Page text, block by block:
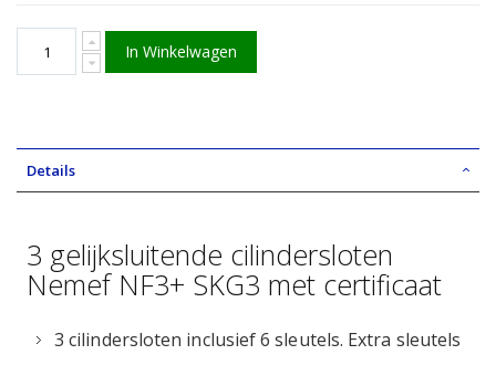
In Winkelwagen
Details
3 gelijksluitende cilindersloten
Nemef NF3+ SKG3 met certificaat
3 cilindersloten inclusief 6 sleutels. Extra sleutels